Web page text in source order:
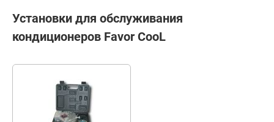
Установки для обслуживания
кондиционеров Favor CooL